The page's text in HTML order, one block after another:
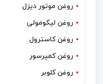
روغن موتور دیزل
روغن لیکومولی
روغن کاسترول
روغن کمپرسور
روغن کلوبر